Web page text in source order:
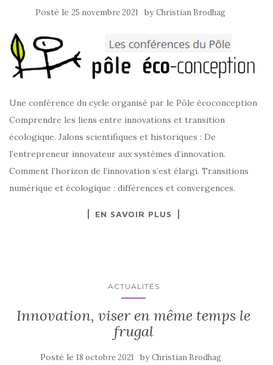
Posté le 25 novembre 2021 byChristian Brodhag
Une conférence du cycle organisé par le Pôle écoconception
Comprendre les liens entre innovations et transition
écologique. Jalons scientifiques et historiques : De
l’entrepreneur innovateur aux systèmes d’innovation.
Comment l’horizon de l’innovation s’est élargi. Transitions
numérique et écologique : différences et convergences.
EN SAVOIR PLUS
ACTUALITÉS
Innovation, viser en même temps le
frugal
Posté le 18 octobre 2021 byChristian Brodhag